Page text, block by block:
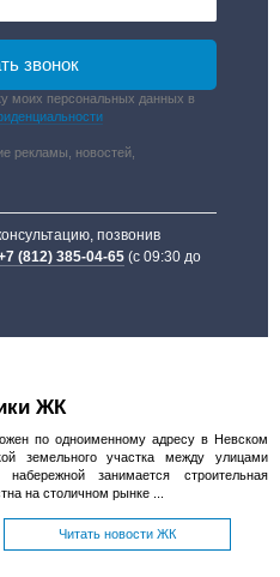
моих персональных данных в
рекламы, новостей,
позвонив
(812) 385-04-65 (с 09:30 до
ЖК
по одноименному адресу в Невском
земельного участка между улицами
занимается строительная
на столичном рынке ...
Читать новости ЖК